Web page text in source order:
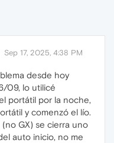
Sep 17, 2025, 4:38 PM
desde hoy
09, lo utilicé
portátil por la noche,
y comenzó el lío.
GX) se cierra uno
auto inicio, no me